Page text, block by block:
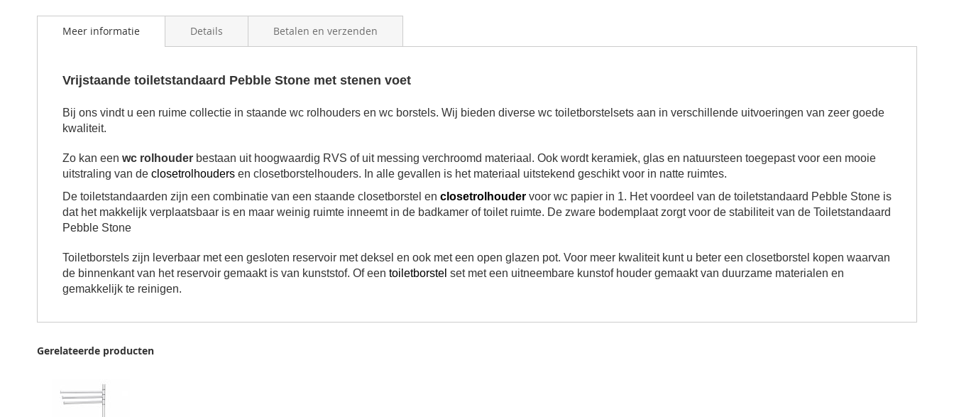
Meer informatie
Vrijstaande toiletstandaard Pebble Stone met stenen voet
Bij ons vindt u een ruime collectie in staande wc rolhouders en wc borstels. Wij bieden diverse wc toiletborstelsets aan in verschillende uitvoeringen van zeer goede
kwaliteit.
Zo kan een wc rolhouder bestaan uit hoogwaardig RVS of uit messing verchroomd materiaal. Ook wordt keramiek, glas en natuursteen toegepast voor een mooie
uitstraling van de closetrolhouders en closetborstelhouders. In alle gevallen is het materiaal uitstekend geschikt voor in natte ruimtes.
De toiletstandaarden zijn een combinatie van een staande closetborstel en closetrolhouder voor wc papier in 1. Het voordeel van de toiletstandaard Pebble Stone is
dat het makkelijk verplaatsbaar is en maar weinig ruimte inneemt in de badkamer of toilet ruimte. De zware bodemplaat zorgt voor de stabiliteit van de Toiletstandaard
Pebble Stone
Toiletborstels zijn leverbaar met een gesloten reservoir met deksel en ook met een open glazen pot. Voor meer kwaliteit kunt u beter een closetborstel kopen waarvan
de binnenkant van het reservoir gemaakt is van kunststof. Of een toiletborstel set met een uitneembare kunstof houder gemaakt van duurzame materialen en
gemakkelijk te reinigen.
Details Betalen en verzenden
Gerelateerde producten